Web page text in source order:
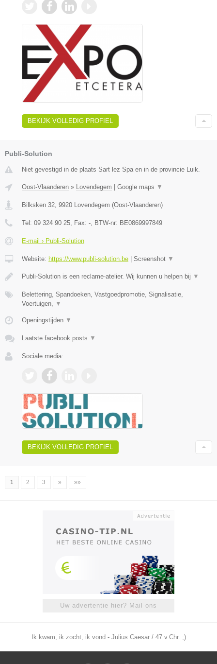
BEKIJK VOLLEDIG PROFIEL
Publi-Solution
Niet gevestigd in de plaats Sart lez Spa en in de provincie Luik.
Oost-Vlaanderen » Lovendegem Google maps ▼
Bilksken 32, 9920 Lovendegem (Oost-Vlaanderen)
Tel: 09 324 90 25, Fax: -, BTW-nr: BE0869997849
E-mail › Publi-Solution
Website: https://www.publi-solution.be Screenshot ▼
Publi-Solution is een reclame-atelier. Wij kunnen u helpen bij ▼
Belettering, Spandoeken, Vastgoedpromotie, Signalisatie,
Voertuigen, ▼
Openingstijden ▼
Laatste facebook posts ▼
Sociale media:
BEKIJK VOLLEDIG PROFIEL
1 2 3 » »»
Uw advertentie hier? Mail ons
Ik kwam, ik zocht, ik vond - Julius Caesar / 47 v.Chr. ;)